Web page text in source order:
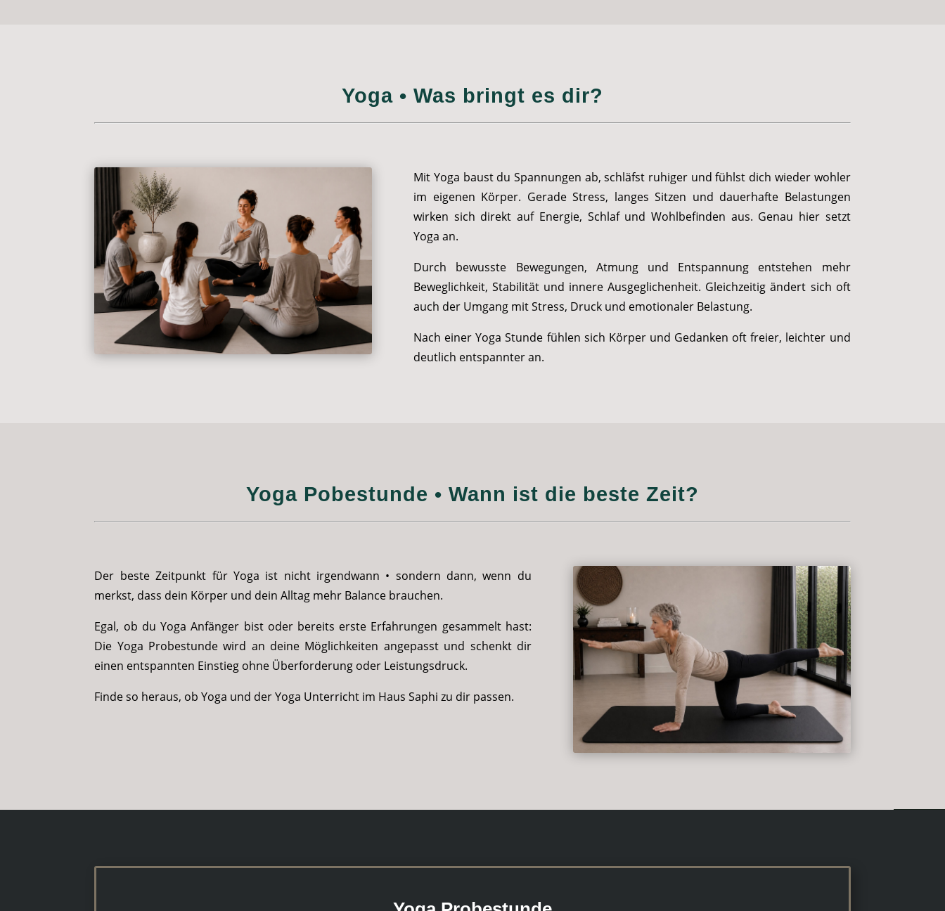
Yoga • Was bringt es dir?
Mit Yoga baust du Spannungen ab, schläfst ruhiger und fühlst dich wieder wohler
im eigenen Körper. Gerade Stress, langes Sitzen und dauerhafte Belastungen
wirken sich direkt auf Energie, Schlaf und Wohlbefinden aus. Genau hier setzt
Yoga an.
Durch bewusste Bewegungen, Atmung und Entspannung entstehen mehr
Beweglichkeit, Stabilität und innere Ausgeglichenheit. Gleichzeitig ändert sich oft
auch der Umgang mit Stress, Druck und emotionaler Belastung.
Nach einer Yoga Stunde fühlen sich Körper und Gedanken oft freier, leichter und
deutlich entspannter an.
Yoga Pobestunde • Wann ist die beste Zeit?
Der beste Zeitpunkt für Yoga ist nicht irgendwann • sondern dann, wenn du
merkst, dass dein Körper und dein Alltag mehr Balance brauchen.
Egal, ob du Yoga Anfänger bist oder bereits erste Erfahrungen gesammelt hast:
Die Yoga Probestunde wird an deine Möglichkeiten angepasst und schenkt dir
einen entspannten Einstieg ohne Überforderung oder Leistungsdruck.
Finde so heraus, ob Yoga und der Yoga Unterricht im Haus Saphi zu dir passen.